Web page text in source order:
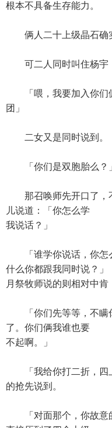
根本不具备生存能力。
俩人二十上级晶石确
可二人同时叫住杨宇
「喂，我要加入你们
团」
二女又是同时说到。
「你们是双胞胎么？
那召唤师先开口了，
儿说道：「你怎么学
我说话？」
「谁学你说话，你怎
什么你都跟我同时说？」
月祭牧师说的则相对中肯
「你们先等等，不瞒
了。你们俩我谁也要
不起啊。」
「我给你打二折，四
的抢先说到。
「对面那个，你故意